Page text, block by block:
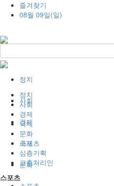
즐겨찾기
08월 09일(일)
정치
사회
경제
국제
문화
정치
사회
경제
국제
문화
스포츠
심층기획
고충처리인
스포츠